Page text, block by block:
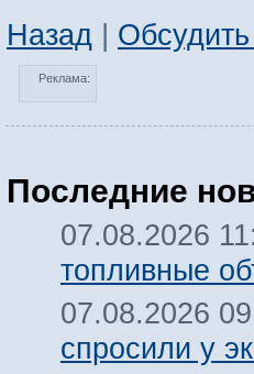
Назад |
Реклама:
Последние
07.08.2026
топливные
07.08.2026
спросили у